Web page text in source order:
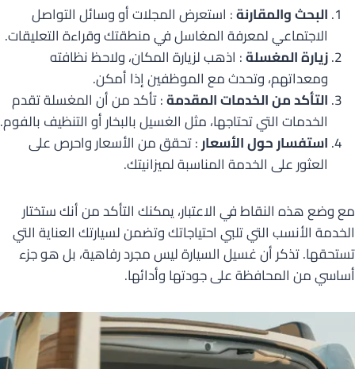
البحث والمقارنة: استعرض المجلات أو وسائل التواصل
الاجتماعي لمعرفة المغاسل في منطقتك وقراءة التعليقات.
زيارة المغسلة: اذهب لزيارة المكان، ولاحظ نظافته
ومعداتهم، وتحدث مع الموظفين إذا أمكن.
التأكد من الخدمات المقدمة: تأكد من أن المغسلة تقدم
الخدمات التي تحتاجها، مثل الغسيل بالبخار أو التنظيف بالفوم.
استفسار حول الأسعار: تحقق من الأسعار واحرص على
العثور على الخدمة المناسبة لميزانيتك.
مع وضع هذه النقاط في الاعتبار، يمكنك التأكد من أنك ستختار
الخدمة الأنسب التي تلبي احتياجاتك وتضمن لسيارتك العناية التي
تستحقها. تذكر أن غسيل السيارة ليس مجرد رفاهية، بل هو جزء
أساسي من المحافظة على جودتها وأدائها.